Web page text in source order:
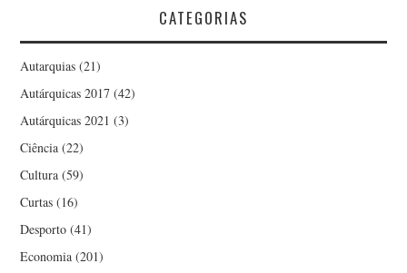
CATEGORIAS
Autarquias (21)
Autárquicas 2017 (42)
Autárquicas 2021 (3)
Ciência (22)
Cultura (59)
Curtas (16)
Desporto (41)
Economia (201)